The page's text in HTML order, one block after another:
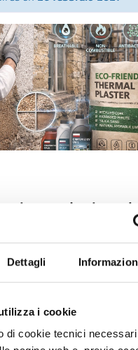
Dettagli
i cookie
di cookie tecnici
ecologico a
per